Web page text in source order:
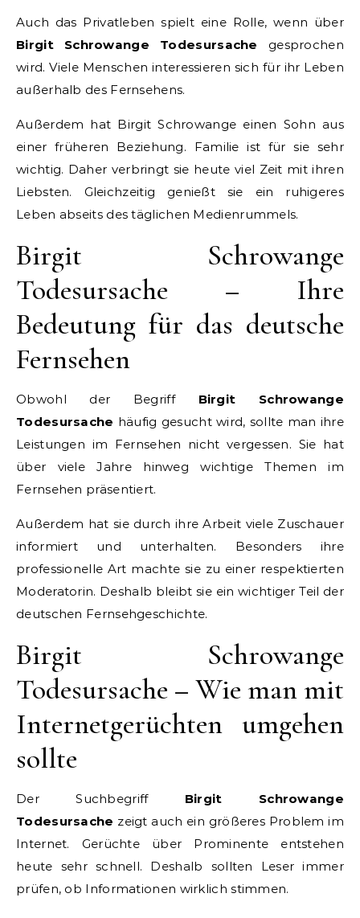
Auch das Privatleben spielt eine Rolle, wenn über
Birgit Schrowange Todesursache gesprochen
wird. Viele Menschen interessieren sich für ihr Leben
außerhalb des Fernsehens.
Außerdem hat Birgit Schrowange einen Sohn aus
einer früheren Beziehung. Familie ist für sie sehr
wichtig. Daher verbringt sie heute viel Zeit mit ihren
Liebsten. Gleichzeitig genießt sie ein ruhigeres
Leben abseits des täglichen Medienrummels.
Birgit Schrowange
Todesursache – Ihre
Bedeutung für das deutsche
Fernsehen
Obwohl der Begriff Birgit Schrowange
Todesursache häufig gesucht wird, sollte man ihre
Leistungen im Fernsehen nicht vergessen. Sie hat
über viele Jahre hinweg wichtige Themen im
Fernsehen präsentiert.
Außerdem hat sie durch ihre Arbeit viele Zuschauer
informiert und unterhalten. Besonders ihre
professionelle Art machte sie zu einer respektierten
Moderatorin. Deshalb bleibt sie ein wichtiger Teil der
deutschen Fernsehgeschichte.
Birgit Schrowange
Todesursache – Wie man mit
Internetgerüchten umgehen
sollte
Der Suchbegriff Birgit Schrowange
Todesursache zeigt auch ein größeres Problem im
Internet. Gerüchte über Prominente entstehen
heute sehr schnell. Deshalb sollten Leser immer
prüfen, ob Informationen wirklich stimmen.